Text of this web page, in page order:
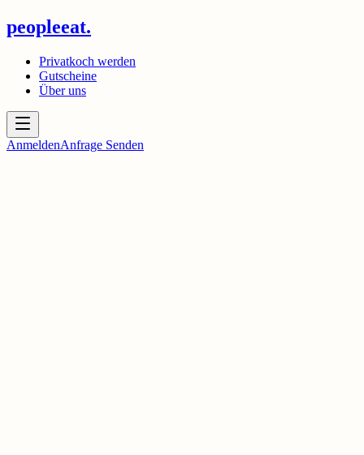
peopleeat.
Privatkoch werden
Gutscheine
Über uns
AnmeldenAnfrage Senden